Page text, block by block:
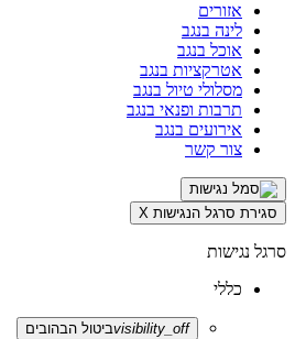
אזורים
לינה בנגב
אוכל בנגב
אטרקציות בנגב
מסלולי טיול בנגב
תרבות ופנאי בנגב
אירועים בנגב
צור קשר
סגירת סרגל הנגישות X
סרגל נגישות
כללי
visibility_offביטול הבהובים